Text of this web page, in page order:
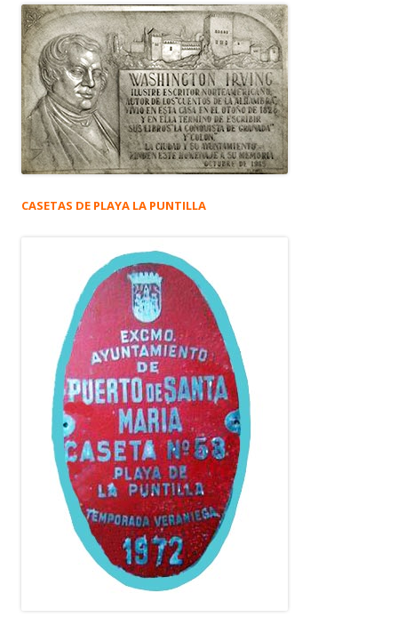
CASETAS DE PLAYA LA PUNTILLA